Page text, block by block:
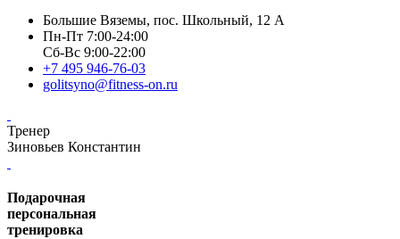
Большие Вяземы, пос. Школьный, 12 А
Пн-Пт 7:00-24:00
Сб-Вс 9:00-22:00
+7 495 946-76-03
golitsyno@fitness-on.ru
Тренер
Зиновьев Константин
Подарочная
персональная
тренировка